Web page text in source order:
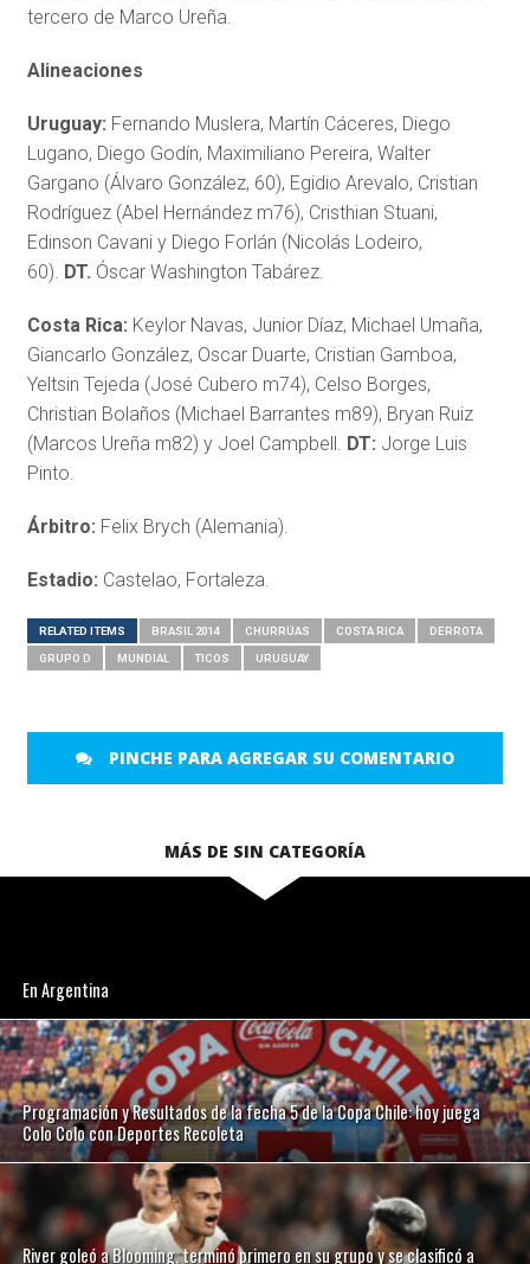
tercero de Marco Ureña.
Alineaciones
Uruguay: Fernando Muslera, Martín Cáceres, Diego
Lugano, Diego Godín, Maximiliano Pereira, Walter
Gargano (Álvaro González, 60), Egidio Arevalo, Cristian
Rodríguez (Abel Hernández m76), Cristhian Stuani,
Edinson Cavani y Diego Forlán (Nicolás Lodeiro,
60). DT. Óscar Washington Tabárez.
Costa Rica: Keylor Navas, Junior Díaz, Michael Umaña,
Giancarlo González, Oscar Duarte, Cristian Gamboa,
Yeltsin Tejeda (José Cubero m74), Celso Borges,
Christian Bolaños (Michael Barrantes m89), Bryan Ruiz
(Marcos Ureña m82) y Joel Campbell. DT: Jorge Luis
Pinto.
Árbitro: Felix Brych (Alemania).
Estadio: Castelao, Fortaleza.
RELATED ITEMS BRASIL 2014 CHURRÚAS COSTA RICA DERROTA
GRUPO D MUNDIAL TICOS URUGUAY
PINCHE PARA AGREGAR SU COMENTARIO
MÁS DE SIN CATEGORÍA
En Argentina
Programación y Resultados de la fecha 5 de la Copa Chile: hoy juega
Colo Colo con Deportes Recoleta
River goleó a Blooming, terminó primero en su grupo y se clasificó a